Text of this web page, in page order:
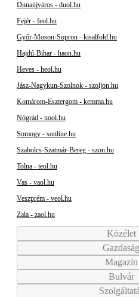
Dunaújváros - duol.hu
Fejér - feol.hu
Győr-Moson-Sopron - kisalfold.hu
Hajdú-Bihar - haon.hu
Heves - heol.hu
Jász-Nagykun-Szolnok - szoljon.hu
Komárom-Esztergom - kemma.hu
Nógrád - nool.hu
Somogy - sonline.hu
Szabolcs-Szatmár-Bereg - szon.hu
Tolna - teol.hu
Vas - vaol.hu
Veszprém - veol.hu
Zala - zaol.hu
Közélet
Gazdaság
Magazin
Bulvár